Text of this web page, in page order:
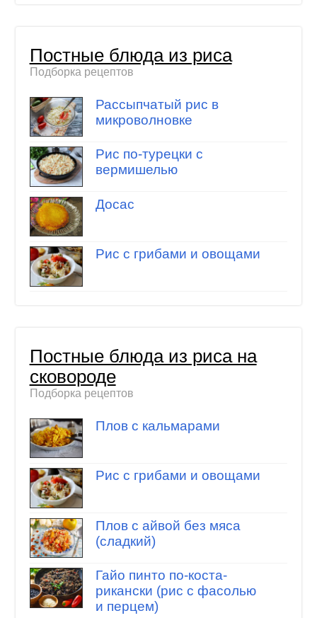
Постные блюда из риса
Подборка рецептов
Рассыпчатый рис в
микроволновке
Рис по-турецки с
вермишелью
Досас
Рис с грибами и овощами
Постные блюда из риса на
сковороде
Подборка рецептов
Плов с кальмарами
Рис с грибами и овощами
Плов с айвой без мяса
(сладкий)
Гайо пинто по-коста-
рикански (рис с фасолью
и перцем)